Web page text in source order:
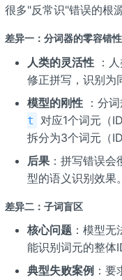
很多"反常识"错误的根源
差异一：分词器的零容错性
人类的灵活性：人
修正拼写，识别为
模型的刚性：分词
t
对应1个词元（
拆分为3个词元（
后果：拼写错误会
型的语义识别效果。
差异二：子词盲区
核心问题：模型无
能识别词元的整体
典型失败案例 ：